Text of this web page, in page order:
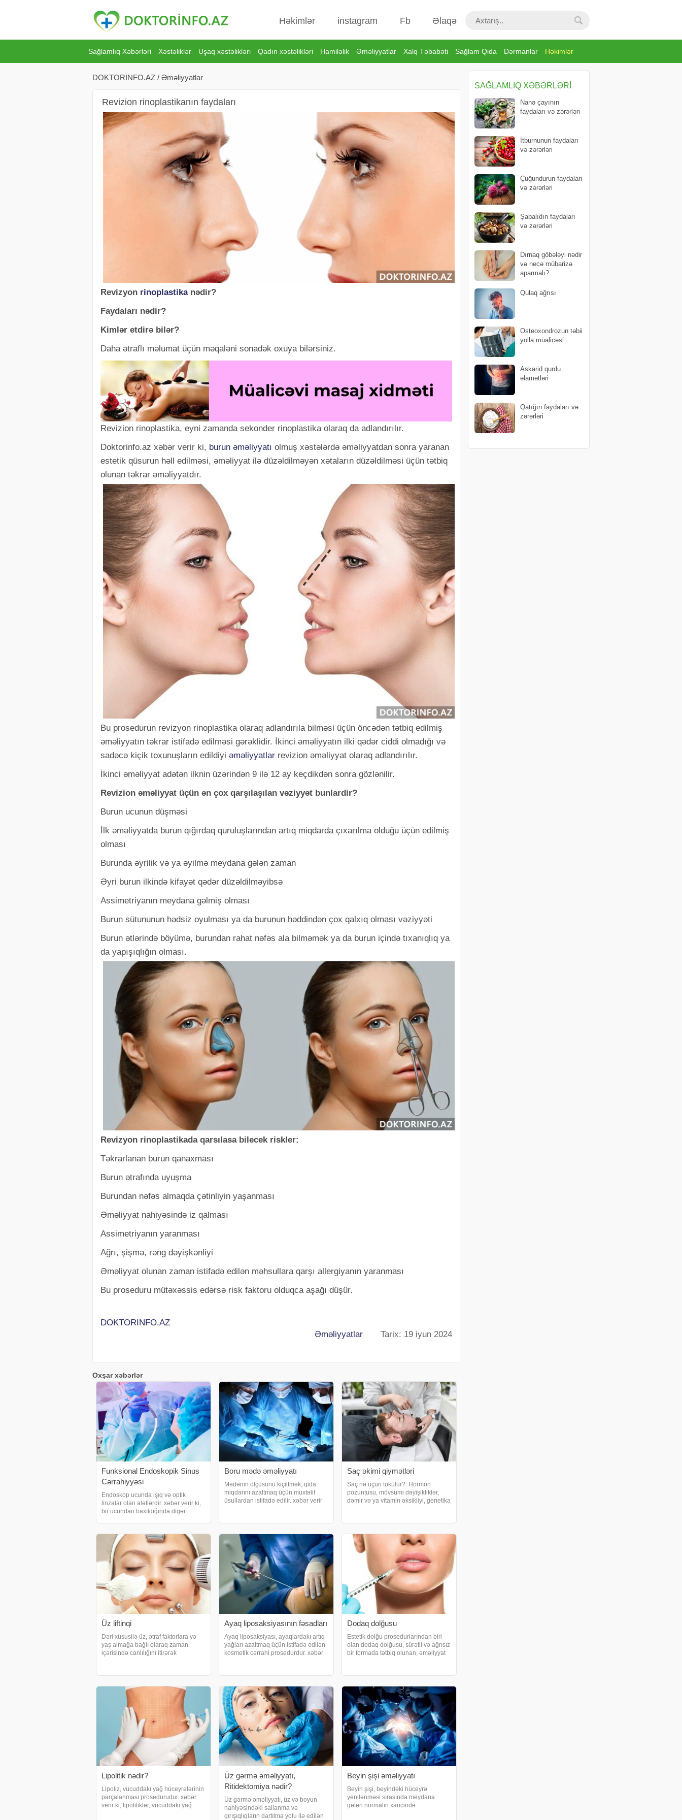
Həkimlər instagram Fb Əlaqə
Sağlamlıq Xəbərləri Xəstəliklər Uşaq xəstəlikləri Qadın xəstəlikləri Hamiləlik Əməliyyatlar Xalq Təbabəti Sağlam Qida Dərmanlar Həkimlər
DOKTORINFO.AZ / Əməliyyatlar
Revizion rinoplastikanın faydaları
Revizyon rinoplastikanədir?
Faydaları nədir?
Kimlər etdirə bilər?
Daha ətraflı məlumat üçün məqaləni sonadək oxuya bilərsiniz.
Revizion rinoplastika, eyni zamanda sekonder rinoplastika olaraq da adlandırılır.
Doktorinfo.az xəbər verir ki, burun əməliyyatı olmuş xəstələrdə əməliyyatdan sonra yaranan
estetik qüsurun həll edilməsi, əməliyyat ilə düzəldilməyən xətaların düzəldilməsi üçün tətbiq
olunan təkrar əməliyyatdır.
Bu prosedurun revizyon rinoplastika olaraq adlandırıla bilməsi üçün öncədən tətbiq edilmiş
əməliyyatın təkrar istifadə edilməsi gərəklidir. İkinci əməliyyatın ilki qədər ciddi olmadığı və
sadəcə kiçik toxunuşların edildiyi əməliyyatlar revizion əməliyyat olaraq adlandırılır.
İkinci əməliyyat adətən ilknin üzərindən 9 ilə 12 ay keçdikdən sonra gözlənilir.
Revizion əməliyyat üçün ən çox qarşılaşılan vəziyyət bunlardir?
Burun ucunun düşməsi
İlk əməliyyatda burun qığırdaq quruluşlarından artıq miqdarda çıxarılma olduğu üçün edilmiş
olması
Burunda əyrilik və ya əyilmə meydana gələn zaman
Əyri burun ilkində kifayət qədər düzəldilməyibsə
Assimetriyanın meydana gəlmiş olması
Burun sütununun hədsiz oyulması ya da burunun həddindən çox qalxıq olması vəziyyəti
Burun ətlərində böyümə, burundan rahat nəfəs ala bilməmək ya da burun içində tıxanıqlıq ya
da yapışıqlığın olması.
Revizyon rinoplastikada qarsılasa bilecek riskler:
Təkrarlanan burun qanaxması
Burun ətrafında uyuşma
Burundan nəfəs almaqda çətinliyin yaşanması
Əməliyyat nahiyəsində iz qalması
Assimetriyanın yaranması
Ağrı, şişmə, rəng dəyişkənliyi
Əməliyyat olunan zaman istifadə edilən məhsullara qarşı allergiyanın yaranması
Bu proseduru mütəxəssis edərsə risk faktoru olduqca aşağı düşür.
DOKTORINFO.AZ
Əməliyyatlar Tarix: 19 iyun 2024
Oxşar xəbərlər
Funksional Endoskopik Sinus
Cərrahiyyəsi
Endoskop ucunda işıq və optik
linzalar olan alətlərdir. xəbər verir ki,
bir ucundan baxıldığında digər
hansi sahelerde endoskoplardan
istifade edilir?. Qastroenterologiya
Boru mədə əməliyyatı
Mədənin ölçüsünü kiçiltmək, qida
miqdarını azaltmaq üçün müxtəlif
üsullardan istifadə edilir. xəbər verir
edilə bilir. Bu prosedurla çəki vermə
asanlaşı
Saç əkimi qiymətləri
Saç nə üçün tökülür?. Hormon
pozuntusu, mövsümi dəyişikliklər,
dəmir və ya vitamin əksikliyi, genetika
təxminən 50-100 ədəd tük tökülməsi
norma
Üz liftinqi
Dəri xüsusilə üz, ətraf faktorlara və
yaş almağa bağlı olaraq zaman
içərisində canlılığını itirərək
sebeblerini teqdim edir:. Tez-tez çəki
alıb-vermə. Həddində
Ayaq liposaksiyasının fəsadları
Ayaq liposaksiyası, ayaqlardakı artıq
yağları azaltmaq üçün istifadə edilən
kosmetik cərrahi prosedurdur. xəbər
vakuumlu bir alət istifadə edilir. Aya
Dodaq dolğusu
Estetik dolğu prosedurlarından biri
olan dodaq dolğusu, sürətli və ağrısız
bir formada tətbiq olunan, əməliyyat
tətbiqlərdən biri olan dodaq dolğusu,
dodaqları
Lipolitik nədir?
Lipoliz, vücuddakı yağ hüceyrələrinin
parçalanması prosedurudur. xəbər
verir ki, lipolitiklər, vücuddakı yağ
Üz gərmə əməliyyatı,
Ritidektomiya nədir?
Üz gərmə əməliyyatı, üz və boyun
nahiyəsindəki sallanma və
qırışıqlıqların dartılma yolu ilə edilən
Beyin şişi əməliyyatı
Beyin şişi, beyindəki hüceyrə
yenilənməsi sırasında meydana
gələn normalın xaricində
SAĞLAMLIQ XƏBƏRLƏRI
Nanə çayının
faydaları və zərərləri
İtburnunun faydaları
və zərərləri
Çuğundurun faydaları
və zərərləri
Şabalıdın faydaları
və zərərləri
Dırnaq göbələyi nədir
və necə mübarizə
aparmalı?
Qulaq ağrısı
Osteoxondrozun təbii
yolla müalicəsi
Askarid qurdu
əlamətləri
Qatığın faydaları və
zərərləri